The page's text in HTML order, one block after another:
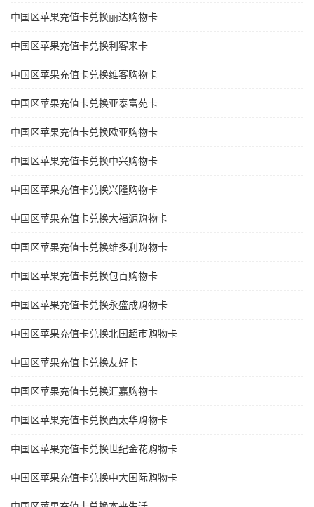
中国区苹果充值卡兑换丽达购物卡
中国区苹果充值卡兑换利客来卡
中国区苹果充值卡兑换维客购物卡
中国区苹果充值卡兑换亚泰富苑卡
中国区苹果充值卡兑换欧亚购物卡
中国区苹果充值卡兑换中兴购物卡
中国区苹果充值卡兑换兴隆购物卡
中国区苹果充值卡兑换大福源购物卡
中国区苹果充值卡兑换维多利购物卡
中国区苹果充值卡兑换包百购物卡
中国区苹果充值卡兑换永盛成购物卡
中国区苹果充值卡兑换北国超市购物卡
中国区苹果充值卡兑换友好卡
中国区苹果充值卡兑换汇嘉购物卡
中国区苹果充值卡兑换西太华购物卡
中国区苹果充值卡兑换世纪金花购物卡
中国区苹果充值卡兑换中大国际购物卡